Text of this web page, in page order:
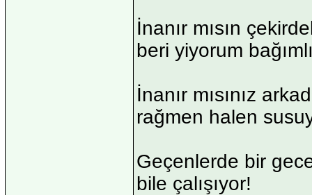
İnanır mısın
beri yiyorum
İnanır mısınız
rağmen halen
Geçenlerde bir
bile çalışıyor!